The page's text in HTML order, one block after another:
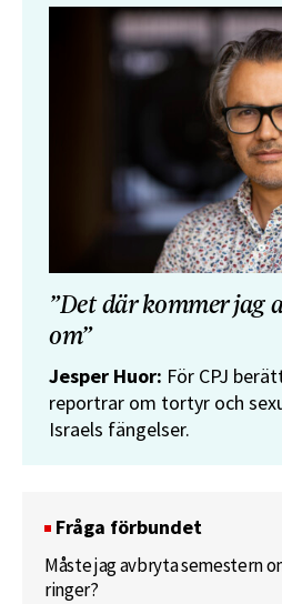
”Det där kommer jag
om”
Jesper Huor: För CPJ
reportrar om tortyr och
Israels fängelser.
Fråga förbundet
Måste jag avbryta semestern
ringer?